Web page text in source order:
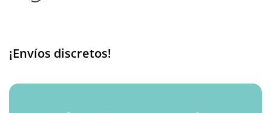
¡Envíos discretos!